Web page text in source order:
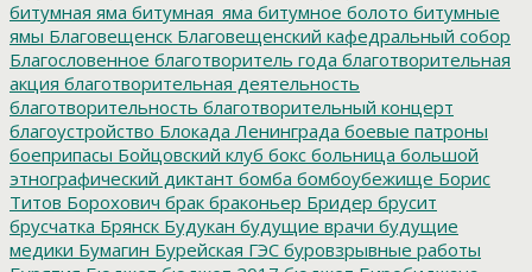
битумная яма битумная_яма битумное болото битумные
ямы Благовещенск Благовещенский кафедральный собор
Благословенное благотворитель года благотворительная
акция благотворительная деятельность
благотворительность благотворительный концерт
благоустройство Блокада Ленинграда боевые патроны
боеприпасы Бойцовский клуб бокс больница большой
этнографический диктант бомба бомбоубежище Борис
Титов Борохович брак браконьер Бридер брусит
брусчатка Брянск Будукан будущие врачи будущие
медики Бумагин Бурейская ГЭС буровзрывные работы